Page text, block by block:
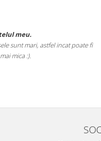
meu.
sunt mari, astfel incat poate fi
mica :).